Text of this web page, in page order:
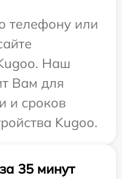
телефону или
Наш
Вам для
и сроков
Kugoo.
35 минут